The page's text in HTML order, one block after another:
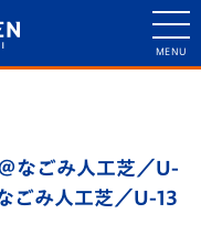
ごみ人工芝／U-
み人工芝／U-13